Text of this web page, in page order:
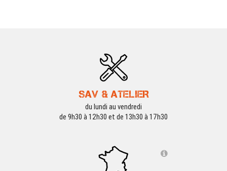
SAV & ATELIER
du lundi au vendredi
de 9h30 à 12h30 et de 13h30 à 17h30